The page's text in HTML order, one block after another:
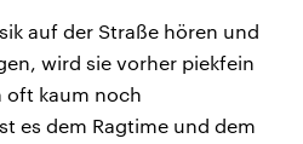
auf der Straße hören und
wird sie vorher piekfein
oft kaum noch
es dem Ragtime und dem